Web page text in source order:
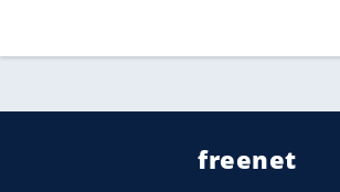
freenet